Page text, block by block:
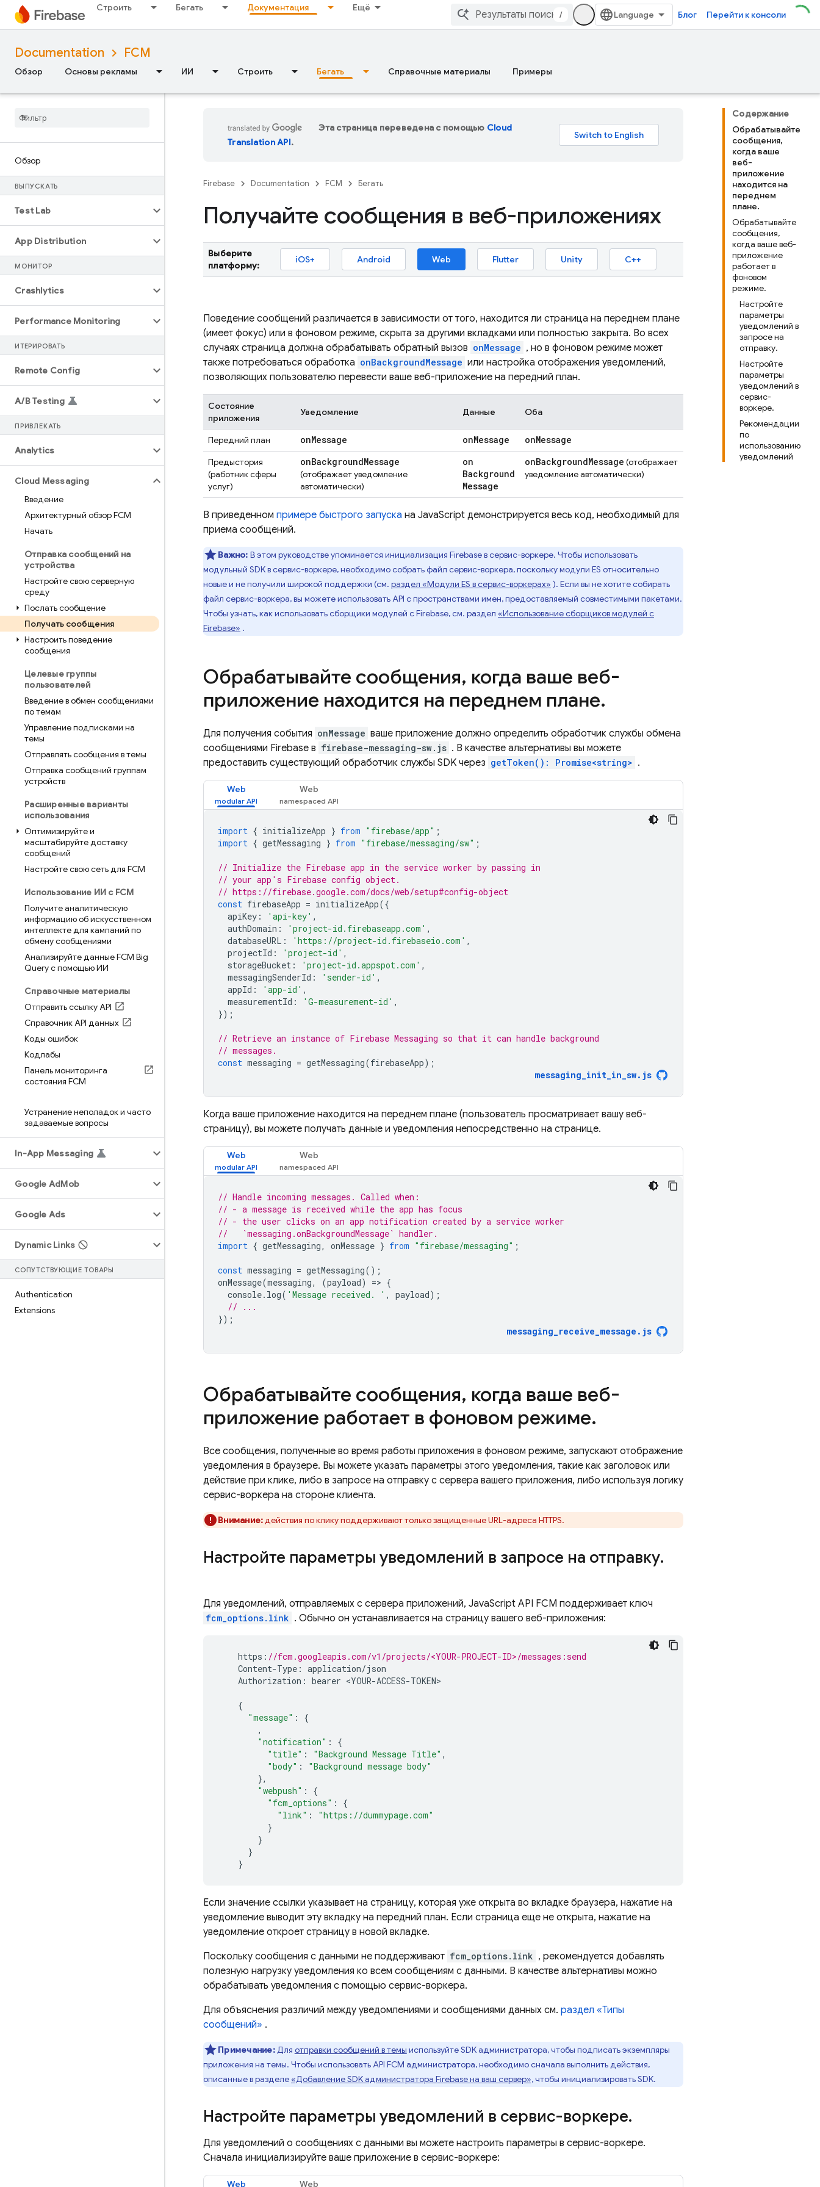
Строить Бегать Документация Ещё
/ Блог Перейти к консоли
Documentation FCM
Обзор Основы рекламы ИИ Строить Бегать Справочные материалы Примеры
Обзор
ВЫПУСКАТЬ
Test Lab
App Distribution
МОНИТОР
Crashlytics
Performance Monitoring
ИТЕРИРОВАТЬ
Remote Config
A/B Testing
ПРИВЛЕКАТЬ
Analytics
Cloud Messaging
Введение
Архитектурный обзор FCM
Начать
Отправка сообщений на
устройства
Настройте свою серверную
среду
Послать сообщение
Получать сообщения
Настроить поведение
сообщения
Целевые группы
пользователей
Введение в обмен сообщениями
по темам
Управление подписками на
темы
Отправлять сообщения в темы
Отправка сообщений группам
устройств
Расширенные варианты
использования
Оптимизируйте и
масштабируйте доставку
сообщений
Настройте свою сеть для FCM
Использование ИИ с FCM
Получите аналитическую
информацию об искусственном
интеллекте для кампаний по
обмену сообщениями
Анализируйте данные FCM Big
Query с помощью ИИ
Справочные материалы
Отправить ссылку API
Справочник API данных
Коды ошибок
Кодлабы
Панель мониторинга
состояния FCM
Устранение неполадок и часто
задаваемые вопросы
In-App Messaging
Google AdMob
Google Ads
Dynamic Links
СОПУТСТВУЮЩИЕ ТОВАРЫ
Authentication
Extensions
Содержание
Обрабатывайте
сообщения,
когда ваше
веб-
приложение
находится на
переднем
плане.
Обрабатывайте
сообщения,
когда ваше веб-
приложение
работает в
фоновом
режиме.
Настройте
параметры
уведомлений в
запросе на
отправку.
Настройте
параметры
уведомлений в
сервис-
воркере.
Рекомендации
по
использованию
уведомлений
Эта страница переведена с помощью Cloud
Translation API.
Firebase Documentation FCM Бегать
Получайте сообщения в веб-приложениях
Выберите
платформу:
iOS+ Android Web Flutter Unity C++
Поведение сообщений различается в зависимости от того, находится ли страница на переднем плане
(имеет фокус) или в фоновом режиме, скрыта за другими вкладками или полностью закрыта. Во всех
случаях страница должна обрабатывать обратный вызов onMessage , но в фоновом режиме может
также потребоваться обработка onBackgroundMessage или настройка отображения уведомлений,
позволяющих пользователю перевести ваше веб-приложение на передний план.
Состояние
приложения
Уведомление Данные Оба
Передний план onMessage onMessage onMessage
Предыстория
(работник сферы
услуг)
onBackgroundMessage
(отображает уведомление
автоматически)
on
Background
Message
onBackgroundMessage (отображает
уведомление автоматически)
В приведенном примере быстрого запуска на JavaScript демонстрируется весь код, необходимый для
приема сообщений.
Важно: В этом руководстве упоминается инициализация Firebase в сервис-воркере. Чтобы использовать
модульный SDK в сервис-воркере, необходимо собрать файл сервис-воркера, поскольку модули ES относительно
новые и не получили широкой поддержки (см. раздел «Модули ES в сервис-воркерах» ). Если вы не хотите собирать
файл сервис-воркера, вы можете использовать API с пространствами имен, предоставляемый совместимыми пакетами.
Чтобы узнать, как использовать сборщики модулей с Firebase, см. раздел «Использование сборщиков модулей с
Firebase» .
Обрабатывайте сообщения, когда ваше веб-
приложение находится на переднем плане.
Для получения события onMessage ваше приложение должно определить обработчик службы обмена
сообщениями Firebase в firebase-messaging-sw.js . В качестве альтернативы вы можете
предоставить существующий обработчик службы SDK через getToken(): Promise<string> .
Web Web
import { initializeApp } from "firebase/app" ;
import { getMessaging } from "firebase/messaging/sw" ;
// Initialize the Firebase app in the service worker by passing in
// your app's Firebase config object.
// https://firebase.google.com/docs/web/setup#config-object
const firebaseApp = initializeApp({
apiKey : 'api-key' ,
authDomain : 'project-id.firebaseapp.com' ,
databaseURL : 'https://project-id.firebaseio.com' ,
projectId : 'project-id' ,
storageBucket : 'project-id.appspot.com' ,
messagingSenderId : 'sender-id' ,
appId : 'app-id' ,
measurementId : 'G-measurement-id' ,
});
// Retrieve an instance of Firebase Messaging so that it can handle background
// messages.
const messaging = getMessaging(firebaseApp);
messaging_init_in_sw. js
Когда ваше приложение находится на переднем плане (пользователь просматривает вашу веб-
страницу), вы можете получать данные и уведомления непосредственно на странице.
Web Web
// Handle incoming messages. Called when:
// - a message is received while the app has focus
// - the user clicks on an app notification created by a service worker
//   `messaging.onBackgroundMessage` handler.
import { getMessaging, onMessage } from "firebase/messaging" ;
const messaging = getMessaging();
onMessage(messaging, (payload) => {
console. log( 'Message received. ' , payload);
// ...
});
messaging_receive_message . js
Обрабатывайте сообщения, когда ваше веб-
приложение работает в фоновом режиме.
Все сообщения, полученные во время работы приложения в фоновом режиме, запускают отображение
уведомления в браузере. Вы можете указать параметры этого уведомления, такие как заголовок или
действие при клике, либо в запросе на отправку с сервера вашего приложения, либо используя логику
сервис-воркера на стороне клиента.
Внимание:действия по клику поддерживают только защищенные URL-адреса HTTPS.
Настройте параметры уведомлений в запросе на отправку.
Для уведомлений, отправляемых с сервера приложений, JavaScript API FCM поддерживает ключ
fcm_options.link . Обычно он устанавливается на страницу вашего веб-приложения:
https : //fcm.googleapis.com/v1/projects/<YOUR-PROJECT-ID>/messages:send
Content-Type : application/json
Authorization : bearer <YOUR-ACCESS-TOKEN>
{
"message" :
{
,
"notification" :
{
"title" : "Background Message Title" ,
"body" :
"Background message body"
},
"webpush" :
{
"fcm_options" :
{
"link" :
"https://dummypage.com"
}
}
}
}
Если значение ссылки указывает на страницу, которая уже открыта во вкладке браузера, нажатие на
уведомление выводит эту вкладку на передний план. Если страница еще не открыта, нажатие на
уведомление откроет страницу в новой вкладке.
Поскольку сообщения с данными не поддерживают fcm_options.link , рекомендуется добавлять
полезную нагрузку уведомления ко всем сообщениям с данными. В качестве альтернативы можно
обрабатывать уведомления с помощью сервис-воркера.
Для объяснения различий между уведомлениями и сообщениями данных см. раздел «Типы
сообщений» .
Примечание:Для отправки сообщений в темы используйте SDK администратора, чтобы подписать экземпляры
приложения на темы. Чтобы использовать API FCM администратора, необходимо сначала выполнить действия,
описанные в разделе«Добавление SDK администратора Firebase на ваш сервер»,чтобы инициализировать SDK.
Настройте параметры уведомлений в сервис-воркере.
Для уведомлений о сообщениях с данными вы можете настроить параметры в сервис-воркере.
Сначала инициализируйте ваше приложение в сервис-воркере:
Web Web